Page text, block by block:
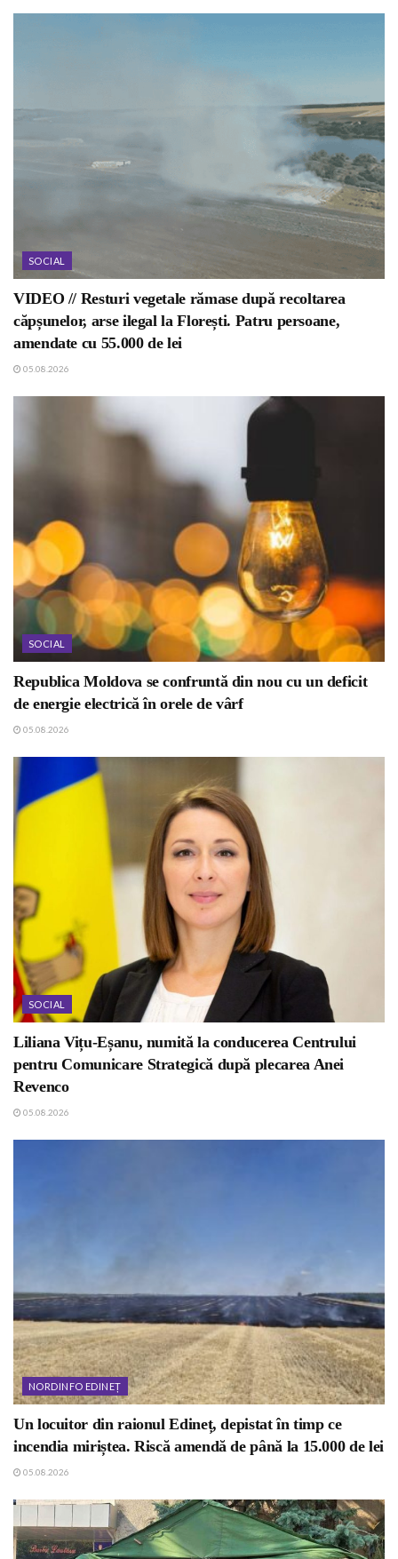
SOCIAL
VIDEO // Resturi vegetale rămase după recoltarea
căpșunelor, arse ilegal la Florești. Patru persoane,
amendate cu 55.000 de lei
05.08.2026
SOCIAL
Republica Moldova se confruntă din nou cu un deficit
de energie electrică în orele de vârf
05.08.2026
SOCIAL
Liliana Vițu-Eșanu, numită la conducerea Centrului
pentru Comunicare Strategică după plecarea Anei
Revenco
05.08.2026
NORDINFO EDINEȚ
Un locuitor din raionul Edineț, depistat în timp ce
incendia miriștea. Riscă amendă de până la 15.000 de lei
05.08.2026